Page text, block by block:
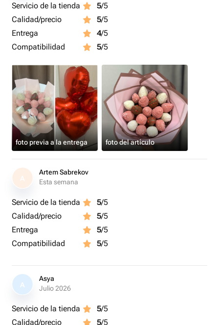
Servicio de la tienda 5/5
Calidad/precio
5/5
Entrega
4/5
Compatibilidad
5/5
foto previa a la entrega foto del artículo
A
Artem Sabrekov
Esta semana
Servicio de la tienda 5/5
Calidad/precio
5/5
Entrega
5/5
Compatibilidad
5/5
A
Asya
Julio 2026
Servicio de la tienda 5/5
Calidad/precio
5/5